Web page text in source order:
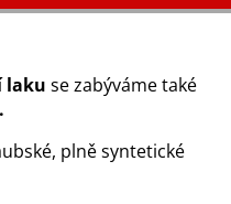
laku se zabýváme také
plně syntetické